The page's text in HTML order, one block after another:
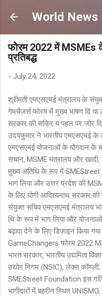
Skip to
World News
फोरम 2022 में MSMEs
प्रतिबद्ध
- July 24, 2022
श्रीमती एमएसएमई मंत्रालय के
गेमचेंजर्स फोरम में मुख्य भाषण दि
सरकार की सक्रि य पहल पर जोर
उदयकुमार ने भारतीय एमएसएमई के
एमएसएमई योजनाओं के योगदान के
सचान, MSME मंत्रालय और
मुख्य अतिथि के रूप में SMEStreet
भाग लिया और उत्तर प्रदेश की
के लिए योगी आदित्यनाथ सरकार की
संयुक्त सचिव एमएसएमई मंत्रालय
थि के रूप में भाग लिया और
बढ़ावा देने के लिए डिज़ाइन किया
GameChangers फोरम 2022
भारत सरकार, भारतीय उद्यमिता
उद्योग निगम (NSIC), लेक्स
SMEStreet Foundation इस गति
भागीदारों में बहरीन स्थित